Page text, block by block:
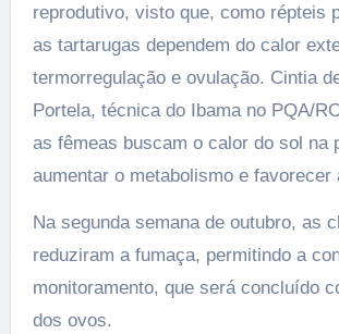
reprodutivo, visto que, como répteis
as tartarugas dependem do calor
termorregulação e ovulação. Cintia
Portela, técnica do Ibama no PQA/
as fêmeas buscam o calor do sol na
aumentar o metabolismo e favorecer
Na segunda semana de outubro, as
reduziram a fumaça, permitindo a
monitoramento, que será concluído
dos ovos.